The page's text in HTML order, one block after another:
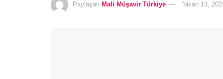
Paylaşan Mali Müşavir Türkiye Nisan 13,